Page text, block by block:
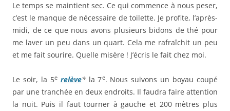
Le temps se maintient sec. Ce qui commence à nous peser,
c’est le manque de nécessaire de toilette. Je profite, l’après-
midi, de ce que nous avons plusieurs bidons de thé pour
me laver un peu dans un quart. Cela me rafraîchit un peu
et me fait sourire. Quelle misère ! J’écris le fait chez moi.
Le soir, la 5e relève* la 7e. Nous suivons un boyau coupé
par une tranchée en deux endroits. Il faudra faire attention
la nuit. Puis il faut tourner à gauche et 200 mètres plus